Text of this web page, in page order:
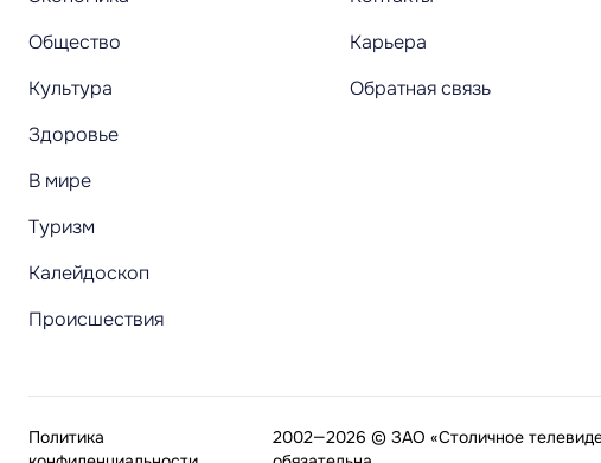
Общество
Культура
Здоровье
В мире
Туризм
Калейдоскоп
Происшествия
Карьера
Обратная связь
2002—2026 © ЗАО «Столичное
Политика